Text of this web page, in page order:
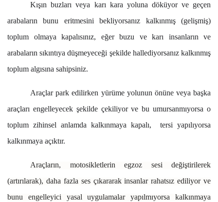
Kışın buzları veya karı kara yoluna döküyor ve geçen
arabaların bunu eritmesini bekliyorsanız kalkınmış (gelişmiş)
toplum olmaya kapalısınız, eğer buzu ve karı insanların ve
arabaların sıkıntıya düşmeyeceği şekilde hallediyorsanız kalkınmış
toplum algısına sahipsiniz.
Araçlar park edilirken yürüme yolunun önüne veya başka
araçları engelleyecek şekilde çekiliyor ve bu umursanmıyorsa o
toplum zihinsel anlamda kalkınmaya kapalı, tersi yapılıyorsa
kalkınmaya açıktır.
Araçların, motosikletlerin egzoz sesi değiştirilerek
(artırılarak), daha fazla ses çıkararak insanlar rahatsız ediliyor ve
bunu engelleyici yasal uygulamalar yapılmıyorsa kalkınmaya